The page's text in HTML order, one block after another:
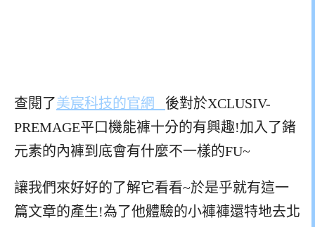
查閱了美宸科技的官網 後對於XCLUSIV-
PREMAGE平口機能褲十分的有興趣!加入了鍺
元素的內褲到底會有什麼不一樣的FU~
讓我們來好好的了解它看看~於是乎就有這一
篇文章的產生!為了他體驗的小褲褲還特地去北